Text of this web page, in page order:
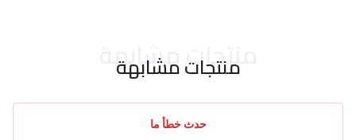
منتجات مشابهة
منتجات مشابهة
حدث خطأ ما